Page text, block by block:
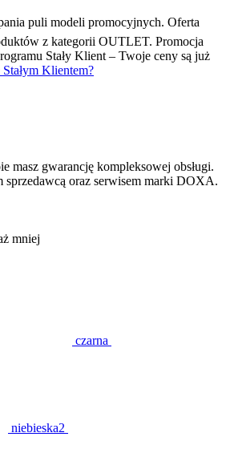
puli modeli promocyjnych. Oferta
z kategorii OUTLET. Promocja
Stały Klient – Twoje ceny są już
Stałym Klientem?
masz gwarancję kompleksowej obsługi.
sprzedawcą oraz serwisem marki DOXA.
mniej
czarna
niebieska2